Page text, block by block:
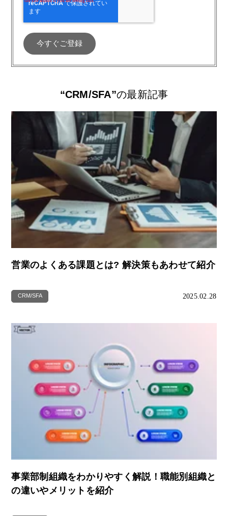
“CRM/SFA”の最新記事
営業のよくある課題とは? 解決策もあわせて紹介
CRM/SFA 2025.02.28
事業部制組織をわかりやすく解説！職能別組織と
の違いやメリットを紹介